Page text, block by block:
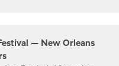
– New Orleans